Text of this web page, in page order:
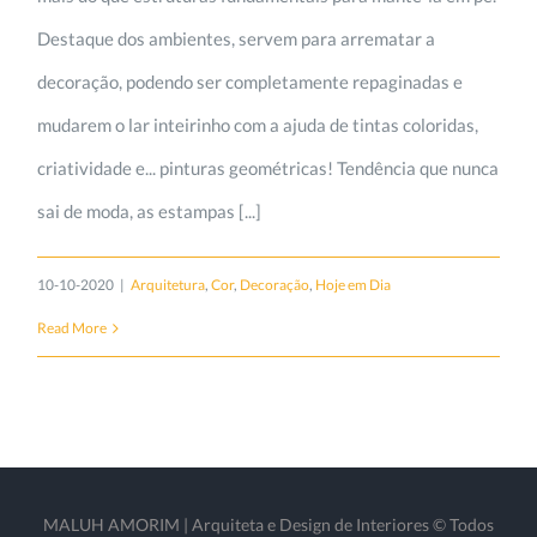
Destaque dos ambientes, servem para arrematar a
decoração, podendo ser completamente repaginadas e
mudarem o lar inteirinho com a ajuda de tintas coloridas,
criatividade e... pinturas geométricas! Tendência que nunca
sai de moda, as estampas [...]
10-10-2020 | Arquitetura,Cor, Decoração, Hoje em Dia
Read More
MALUH AMORIM | Arquiteta e Design de Interiores © Todos